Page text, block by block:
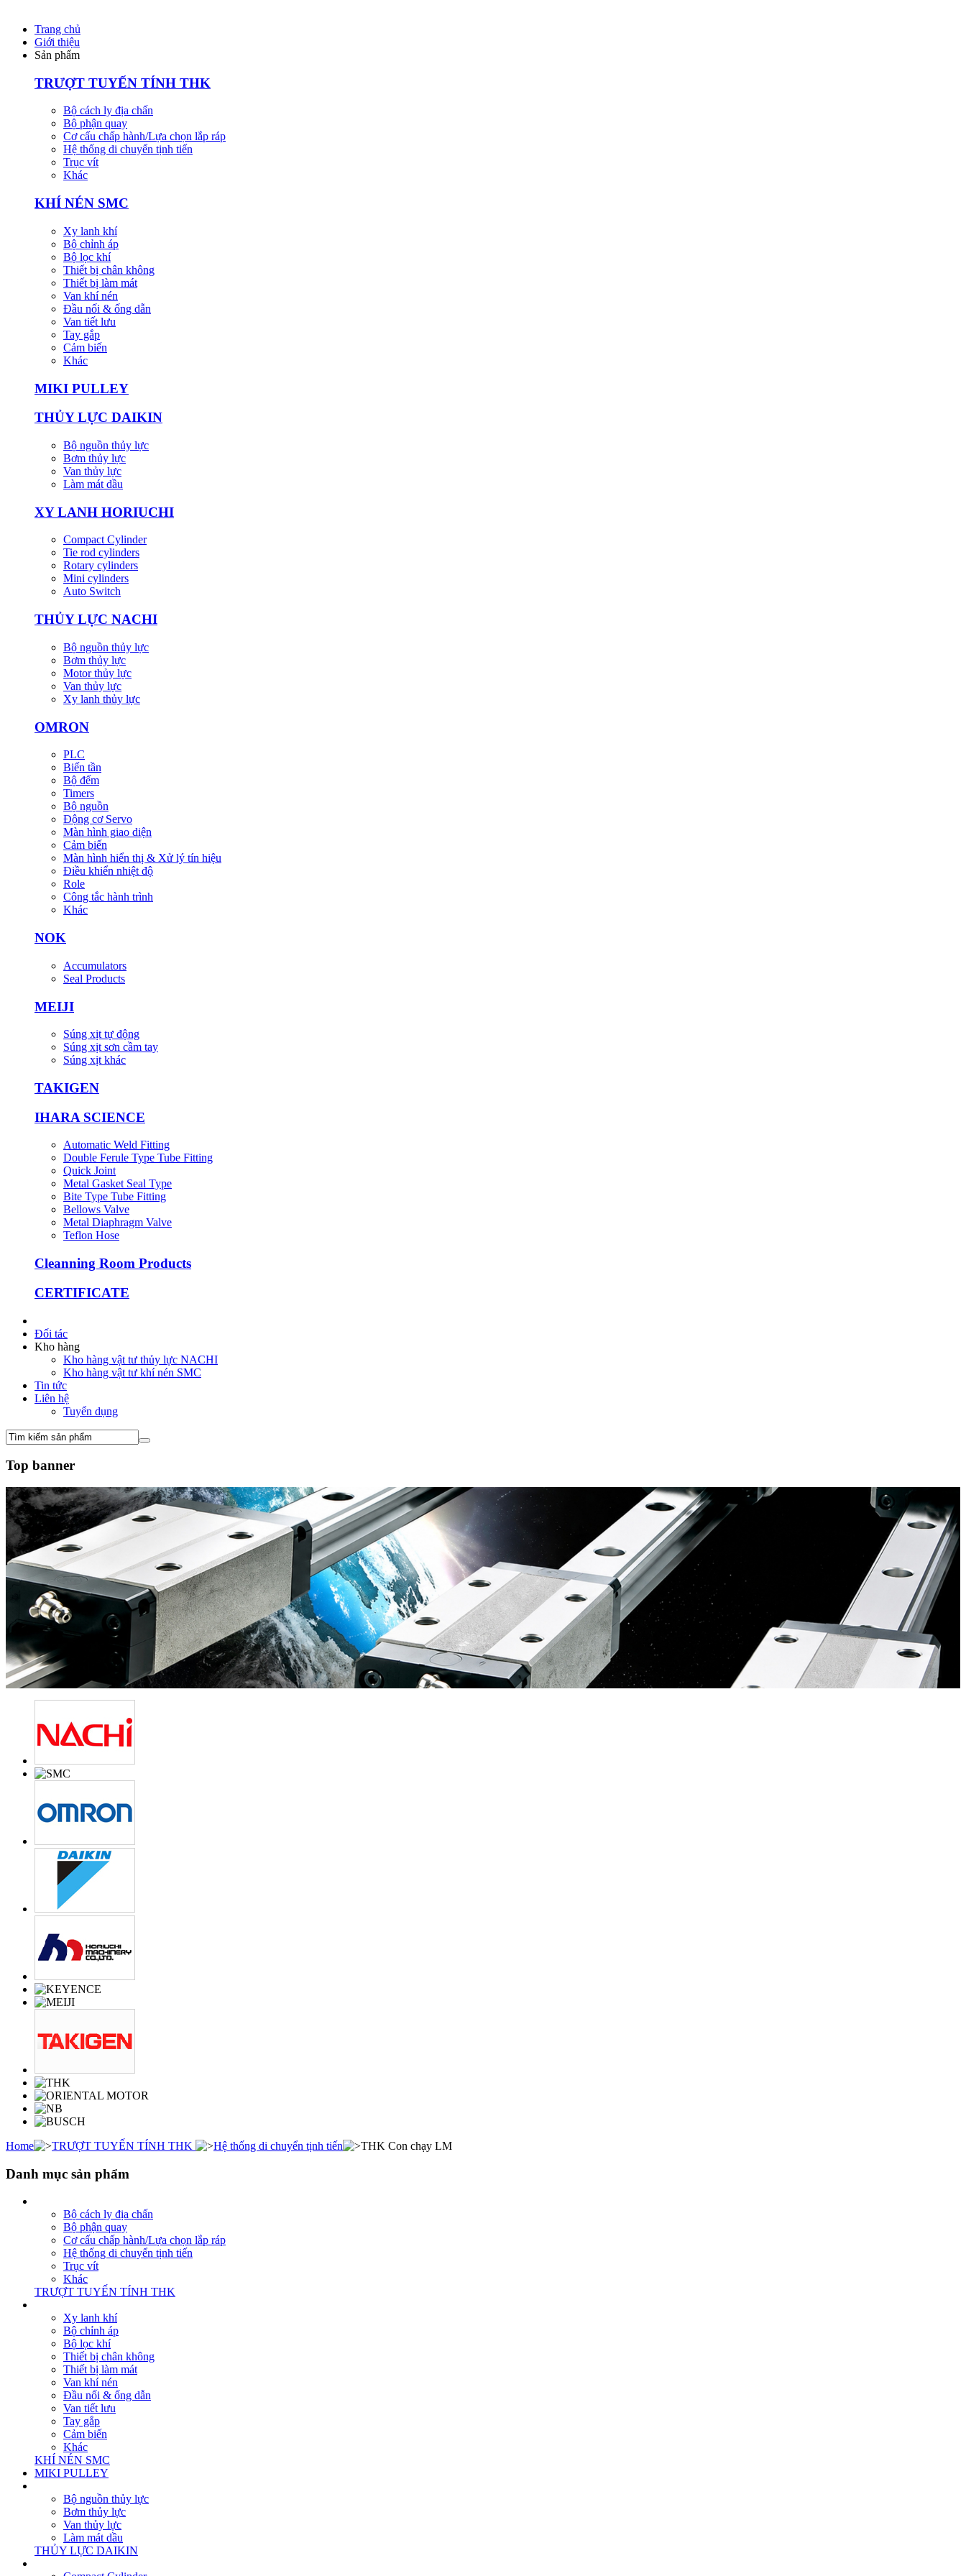
Trang chủ
Giới thiệu
Sản phẩm
TRƯỢT TUYẾN TÍNH THK
Bộ cách ly địa chấn
Bộ phận quay
Cơ cấu chấp hành/Lựa chọn lắp ráp
Hệ thống di chuyển tịnh tiến
Trục vít
Khác
KHÍ NÉN SMC
Xy lanh khí
Bộ chỉnh áp
Bộ lọc khí
Thiết bị chân không
Thiết bị làm mát
Van khí nén
Đầu nối & ống dẫn
Van tiết lưu
Tay gắp
Cảm biến
Khác
MIKI PULLEY
THỦY LỰC DAIKIN
Bộ nguồn thủy lực
Bơm thủy lực
Van thủy lực
Làm mát dầu
XY LANH HORIUCHI
Compact Cylinder
Tie rod cylinders
Rotary cylinders
Mini cylinders
Auto Switch
THỦY LỰC NACHI
Bộ nguồn thủy lực
Bơm thủy lực
Motor thủy lực
Van thủy lực
Xy lanh thủy lực
OMRON
PLC
Biến tần
Bộ đếm
Timers
Bộ nguồn
Động cơ Servo
Màn hình giao diện
Cảm biến
Màn hình hiển thị & Xử lý tín hiệu
Điều khiển nhiệt độ
Role
Công tắc hành trình
Khác
NOK
Accumulators
Seal Products
MEIJI
Súng xịt tự động
Súng xịt sơn cầm tay
Súng xịt khác
TAKIGEN
IHARA SCIENCE
Automatic Weld Fitting
Double Ferule Type Tube Fitting
Quick Joint
Metal Gasket Seal Type
Bite Type Tube Fitting
Bellows Valve
Metal Diaphragm Valve
Teflon Hose
Cleanning Room Products
CERTIFICATE
Đối tác
Kho hàng
Kho hàng vật tư thủy lực NACHI
Kho hàng vật tư khí nén SMC
Tin tức
Liên hệ
Tuyển dụng
Top banner
Home TRƯỢT TUYẾN TÍNH THK Hệ thống di chuyển tịnh tiến THK Con chạy LM
Danh mục sản phẩm
Bộ cách ly địa chấn
Bộ phận quay
Cơ cấu chấp hành/Lựa chọn lắp ráp
Hệ thống di chuyển tịnh tiến
Trục vít
Khác
TRƯỢT TUYẾN TÍNH THK
Xy lanh khí
Bộ chỉnh áp
Bộ lọc khí
Thiết bị chân không
Thiết bị làm mát
Van khí nén
Đầu nối & ống dẫn
Van tiết lưu
Tay gắp
Cảm biến
Khác
KHÍ NÉN SMC
MIKI PULLEY
Bộ nguồn thủy lực
Bơm thủy lực
Van thủy lực
Làm mát dầu
THỦY LỰC DAIKIN